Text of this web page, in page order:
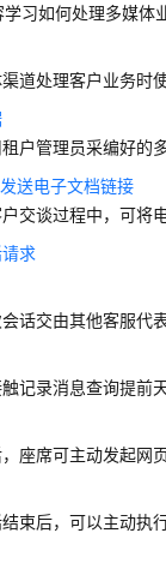
习如何处理多媒体
道处理客户业务时
户管理员采编好的
送电子文档链接
交谈过程中，可将
求
话交由其他客服代表
记录消息查询提前
座席可主动发起网
束后，可以主动执